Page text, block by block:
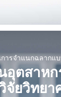
ารจำแนกฉลากแบ
อุตสาห
จัยวิทยา